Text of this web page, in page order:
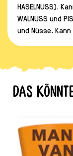
HASELNUSS).
WALNUSS und
und Nüsse.
Das